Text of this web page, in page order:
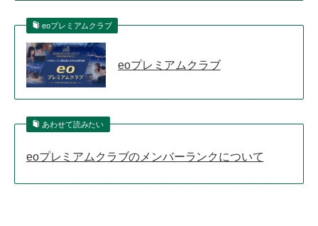
eoプレミアムクラブ
eoプレミアムクラブ
あわせて読みたい
eoプレミアムクラブのメンバーランクについて